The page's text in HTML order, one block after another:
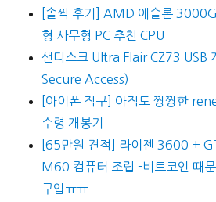
[솔찍 후기] AMD 애슬론
형 사무형 PC 추천 CPU
샌디스크 Ultra Flair CZ73 USB
Secure Access)
[아이폰 직구] 아직도 짱짱한
수령 개봉기
[65만원 견적] 라이젠 3600 +
M60 컴퓨터 조립 -비트코인 때
구입ㅠㅠ